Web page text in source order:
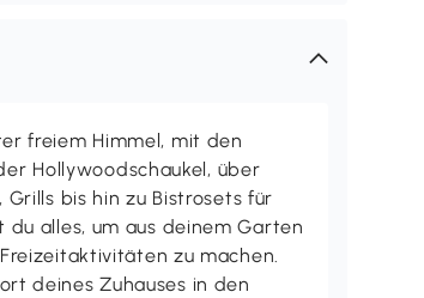
freiem Himmel, mit den
Hollywoodschaukel, über
Grills bis hin zu Bistrosets für
alles, um aus deinem Garten
zu machen.
deines Zuhauses in den